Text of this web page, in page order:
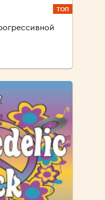
ТОП